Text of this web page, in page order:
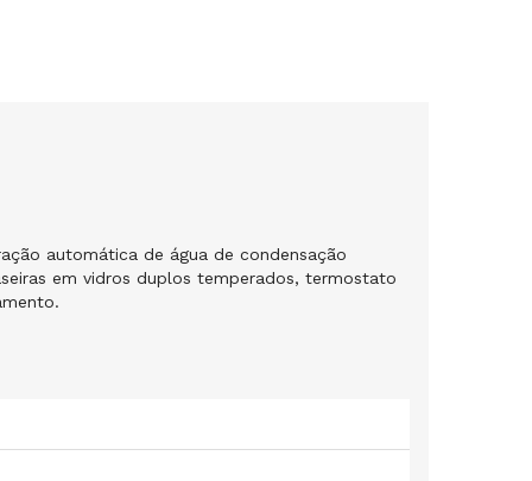
automática de água de condensação
em vidros duplos temperados, termostato